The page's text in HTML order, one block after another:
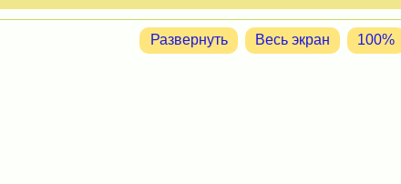
Развернуть Весь экран 100%